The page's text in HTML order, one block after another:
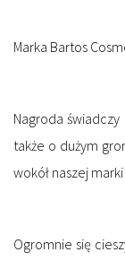
Marka Bartos
Nagroda
także o dużym
wokół naszej marki!
Ogromnie się